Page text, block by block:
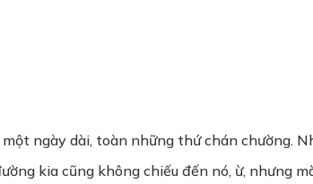
ngày dài, toàn những thứ chán chường.
kia cũng không chiếu đến nó, ừ, nhưng